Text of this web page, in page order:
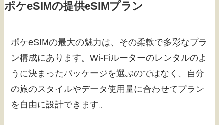
ポケeSIMの提供eSIMプラン
ポケeSIMの最大の魅力は、その柔軟で多彩なプラ
ン構成にあります。Wi-Fiルーターのレンタルのよ
うに決まったパッケージを選ぶのではなく、自分
の旅のスタイルやデータ使用量に合わせてプラン
を自由に設計できます。